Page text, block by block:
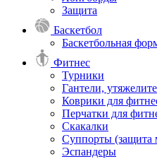
Защита
Баскетбол
Баскетбольная
Фитнес
Турники
Гантели,
Коврики для
Перчатки для
Скакалки
Суппорты (защита
Эспандеры